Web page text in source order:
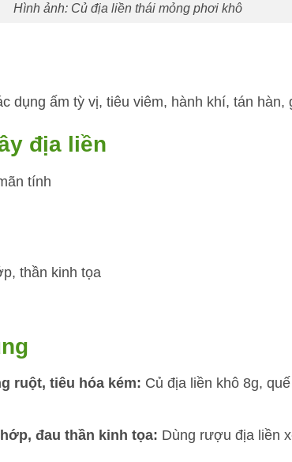
Hình ảnh: Củ địa liền thái mỏng phơi khô
dụng ấm tỳ vị, tiêu viêm, hành khí, tán hàn,
địa liền
tính
thần kinh tọa
ruột, tiêu hóa kém: Củ địa liền khô 8g,
đau thần kinh tọa: Dùng rượu địa liền